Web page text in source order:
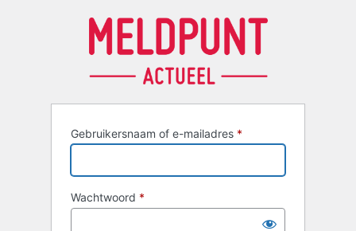
Gebruikersnaam of e-mailadres *
Wachtwoord *